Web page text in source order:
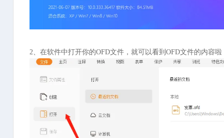
2、在软件中打开你的OFD文件，就可以看到OFD文件的内容